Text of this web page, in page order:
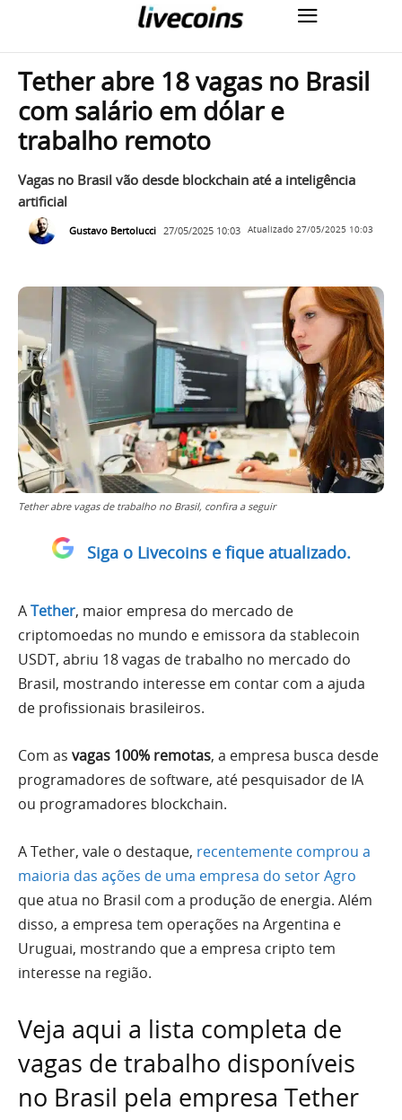
Tether abre 18 vagas no Brasil
com salário em dólar e
trabalho remoto
Vagas no Brasil vão desde blockchain até a inteligência
artificial
Gustavo Bertolucci 27/05/2025 10:03 Atualizado 27/05/2025 10:03
Tether abre vagas de trabalho no Brasil, confira a seguir
Siga o Livecoins e fique atualizado.
ATether, maior empresa do mercado de
criptomoedas no mundo e emissora da stablecoin
USDT, abriu 18 vagas de trabalho no mercado do
Brasil, mostrando interesse em contar com a ajuda
de profissionais brasileiros.
Com as vagas 100% remotas, a empresa busca desde
programadores de software, até pesquisador de IA
ou programadores blockchain.
A Tether, vale o destaque, recentemente comprou a
maioria das ações de uma empresa do setor Agro
que atua no Brasil com a produção de energia. Além
disso, a empresa tem operações na Argentina e
Uruguai, mostrando que a empresa cripto tem
interesse na região.
Veja aqui a lista completa de
vagas de trabalho disponíveis
no Brasil pela empresa Tether